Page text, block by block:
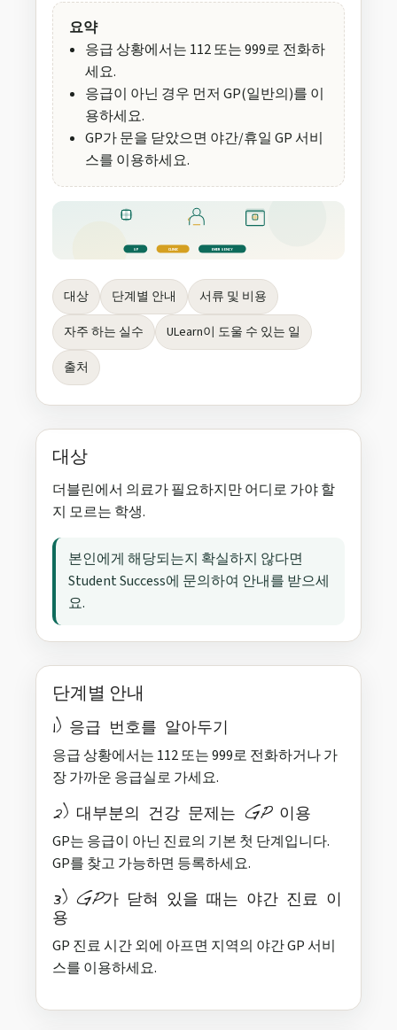
요약
응급 상황에서는 112 또는 999로 전화하
세요.
응급이 아닌 경우 먼저 GP(일반의)를 이
용하세요.
GP가 문을 닫았으면 야간/휴일 GP 서비
스를 이용하세요.
GP CLINIC EMERGENCY
대상 단계별 안내
서류 및 비용
자주 하는 실수
ULearn이 도울 수 있는 일
출처
대상
더블린에서 의료가 필요하지만 어디로 가야 할
지 모르는 학생.
본인에게 해당되는지 확실하지 않다면
Student Success에 문의하여 안내를 받으세
요.
단계별 안내
1) 응급 번호를 알아두기
응급 상황에서는 112 또는 999로 전화하거나 가
장 가까운 응급실로 가세요.
2) 대부분의 건강 문제는 GP 이용
GP는 응급이 아닌 진료의 기본 첫 단계입니다.
GP를 찾고 가능하면 등록하세요.
3) GP가 닫혀 있을 때는 야간 진료 이
용
GP 진료 시간 외에 아프면 지역의 야간 GP 서비
스를 이용하세요.